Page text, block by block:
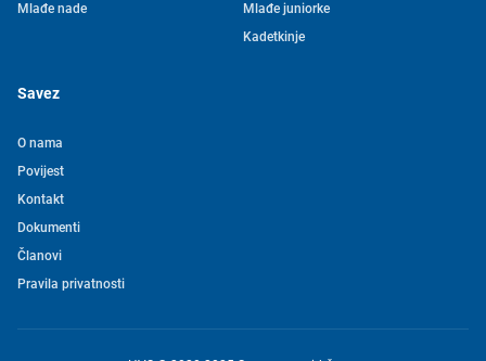
Mlađe nade
Mlađe juniorke
Kadetkinje
Savez
O nama
Povijest
Kontakt
Dokumenti
Članovi
Pravila privatnosti